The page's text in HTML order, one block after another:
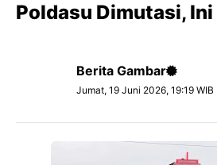
Poldasu Dimutasi,
Berita Gambar
Jumat, 19 Juni 2026, 19:19 WIB